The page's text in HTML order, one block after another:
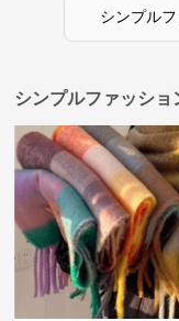
シンプル
シンプルファッシ